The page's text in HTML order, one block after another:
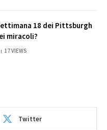
18 dei Pittsburgh
miracoli?
17VIEWS
Twitter